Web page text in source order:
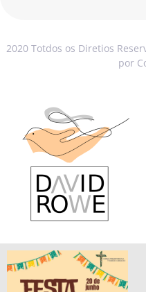
2020 Totdos os Diretios
por